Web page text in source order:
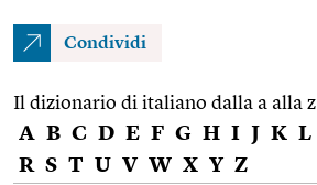
Condividi
Il dizionario di italiano dalla a alla z
A B C D E F G H I J K L
R S T U V W X Y Z